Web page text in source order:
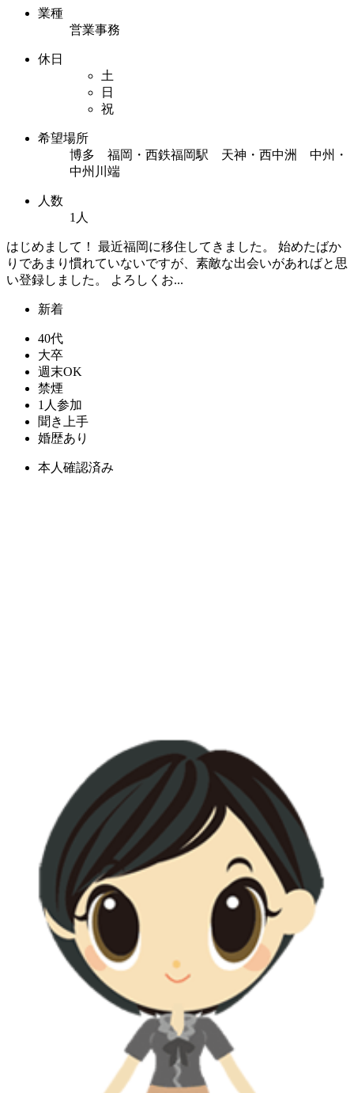
業種
営業事務
休日
土
日
祝
希望場所
博多 福岡・西鉄福岡駅 天神・西中洲 中州・
中州川端
人数
1人
はじめまして！ 最近福岡に移住してきました。 始めたばか
りであまり慣れていないですが、素敵な出会いがあればと思
い登録しました。 よろしくお...
新着
40代
大卒
週末OK
禁煙
1人参加
聞き上手
婚歴あり
本人確認済み